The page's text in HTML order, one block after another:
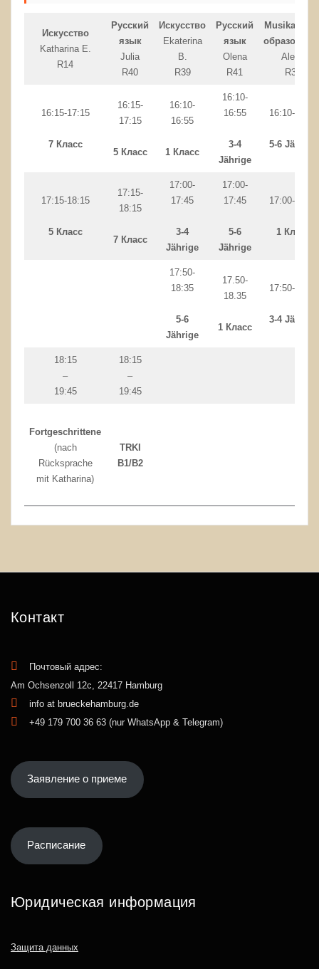
Искусство
Katharina E.
R14
Русский
язык
Julia
R40
Искусство
Ekaterina
B.
R39
Русский
язык
Olena
R41
Alena
R38
16:15-17:15
7 Класс
16:15-
17:15
5 Класс
16:10-
16:55
1 Класс
16:10-
16:55
3-4
Jährige
16:10-16:55
5-6 Jährige
17:15-18:15
5 Класс
17:15-
18:15
7 Класс
17:00-
17:45
3-4
Jährige
17:00-
17:45
5-6
Jährige
17:00-17:45
1 Класс
17:50-
18:35
5-6
Jährige
17.50-
18.35
1 Класс
17:50-18:35
3-4 Jährige
18:15
–
19:45
18:15
–
19:45
Fortgeschrittene
(nach
Rücksprache
mit Katharina)
TRKI
B1/B2
Контакт
Почтовый адрес:
Am Ochsenzoll 12c, 22417 Hamburg
info at brueckehamburg.de
+49 179 700 36 63 (nur WhatsApp & Telegram)
Заявление о приеме
Расписание
Юридическая информация
Защита данных